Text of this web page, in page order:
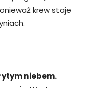
krew staje
niebem.